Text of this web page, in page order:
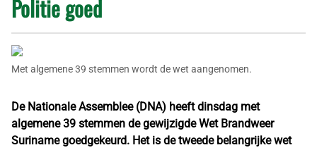
Politie goed
Met algemene 39 stemmen wordt de wet aangenomen.
De Nationale Assemblee (DNA) heeft dinsdag met
algemene 39 stemmen de gewijzigde Wet Brandweer
Suriname goedgekeurd. Het is de tweede belangrijke wet